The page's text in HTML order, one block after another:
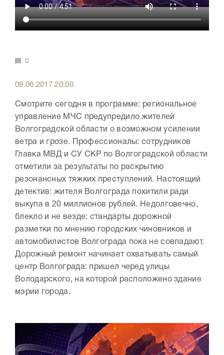
0
09.06.2017 20:00
Смотрите сегодня в программе: региональное
управление МЧС предупредило жителей
Волгоградской области о возможном усилении
ветра и грозе. Профессионалы: сотрудников
Главка МВД и СУ СКР по Волгоградской области
отметили за результаты по раскрытию
резонансных тяжких преступлений. Настоящий
детектив: жителя Волгограда похитили ради
выкупа в 20 миллионов рублей. Недолговечно,
блекло и не везде: стандарты дорожной
разметки по мнению городских чиновников и
автомобилистов Волгограда пока не совпадают.
Дорожный ремонт начинает охватывать самый
центр Волгограда: пришел черед улицы
Володарского, на которой расположено здание
мэрии города.